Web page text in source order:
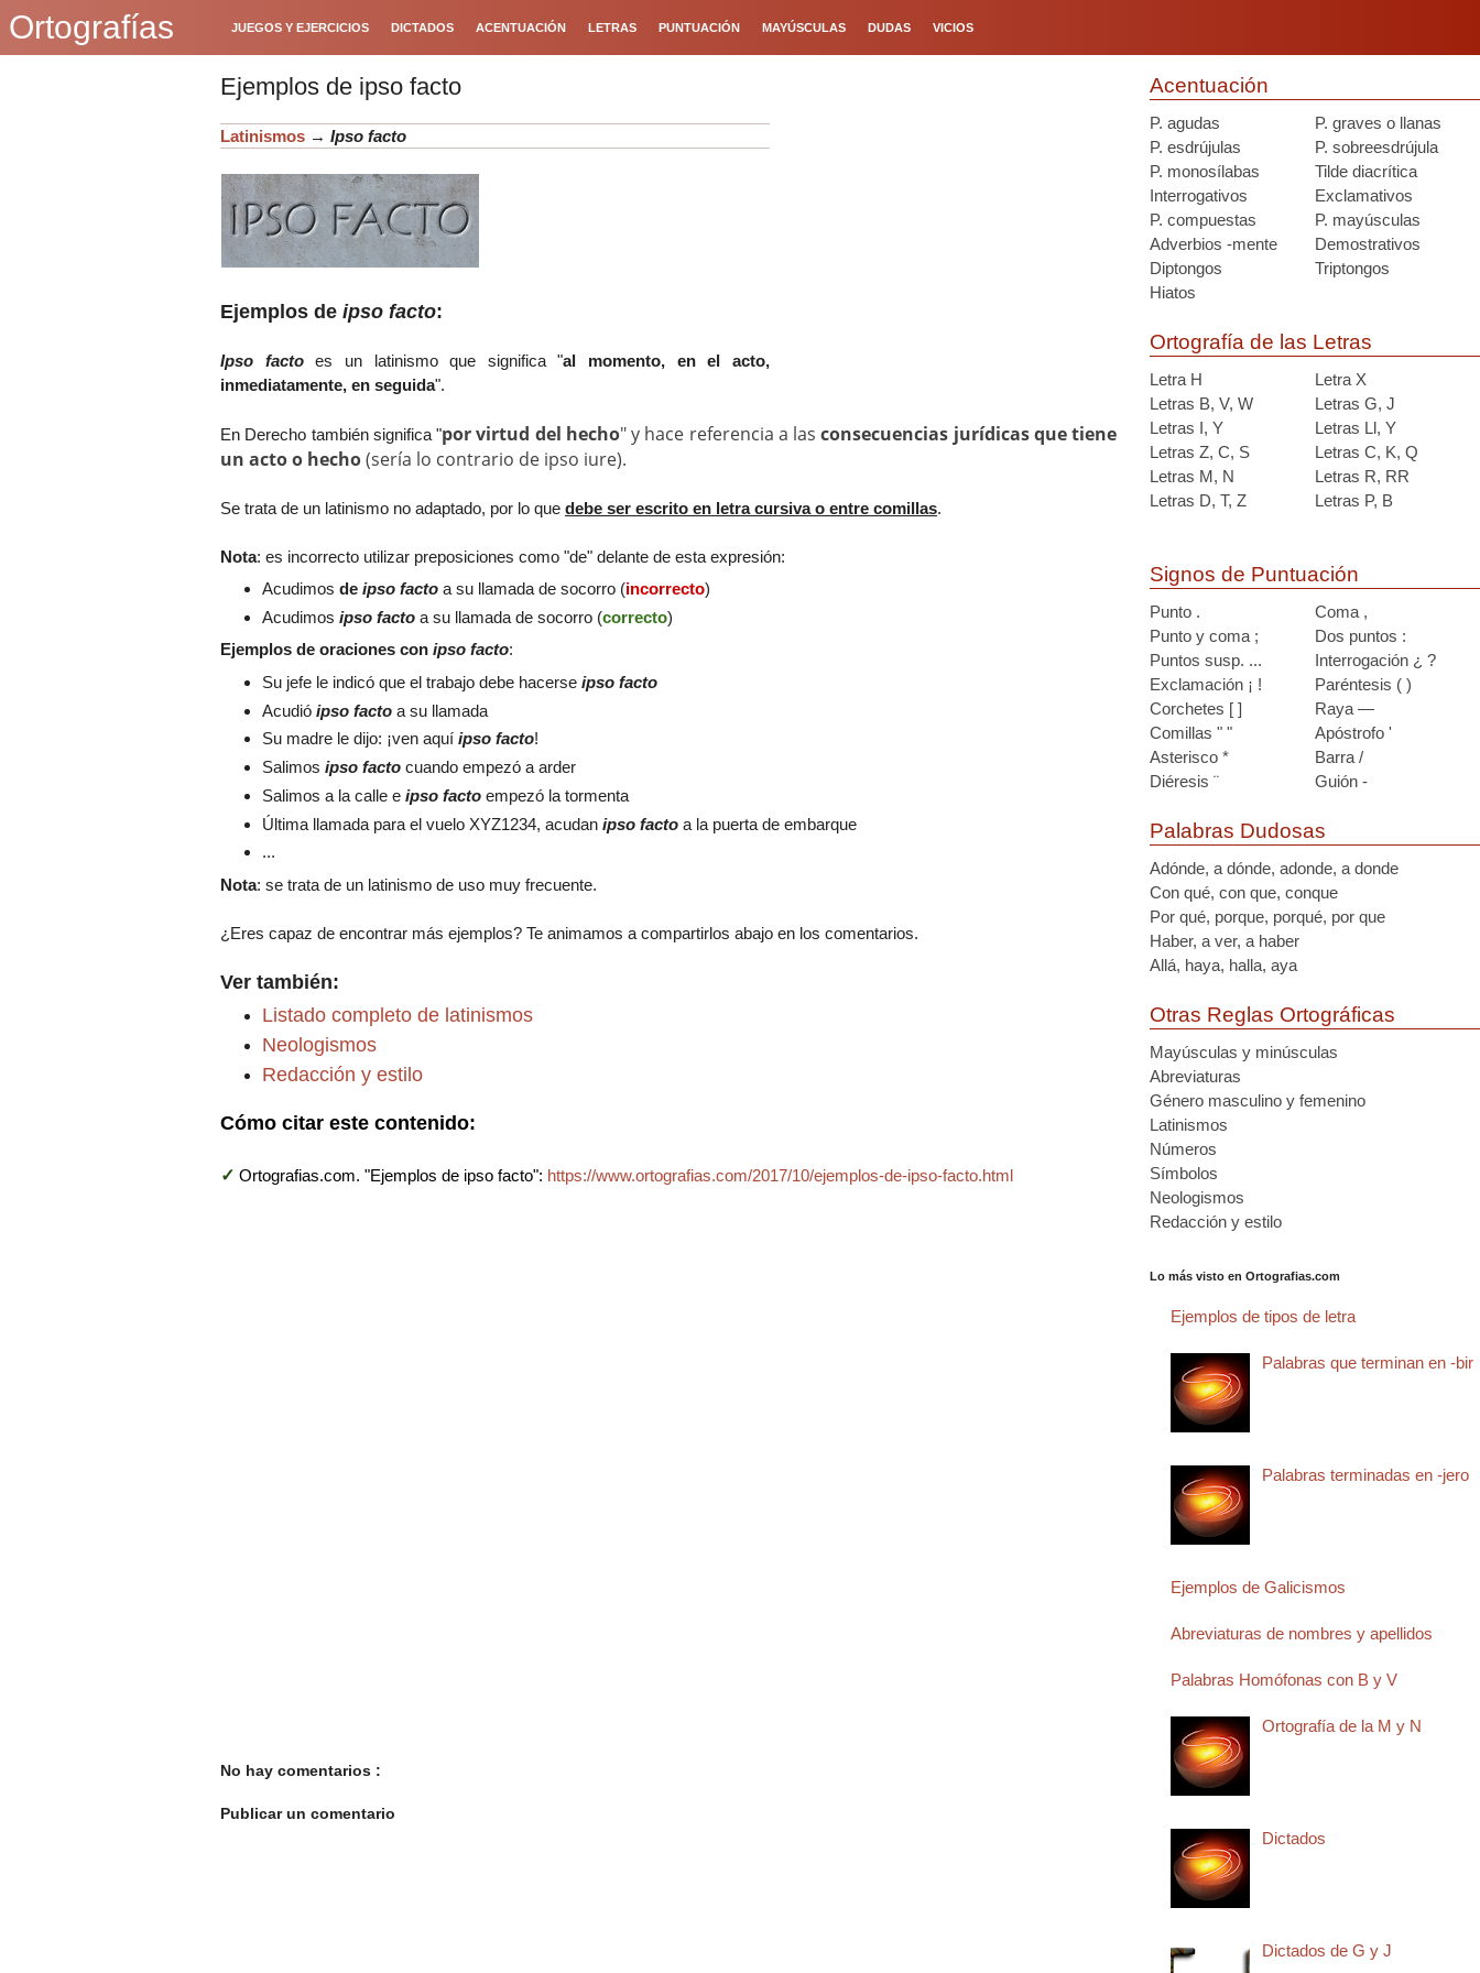
Ortografías JUEGOS Y EJERCICIOS DICTADOS ACENTUACIÓN LETRAS PUNTUACIÓN MAYÚSCULAS DUDAS VICIOS
Ejemplos de ipso facto
Latinismos → Ipso facto
Ejemplos de ipso facto:
Ipso factoes un latinismo que significa "al momento, en el acto,
inmediatamente, en seguida".
En Derecho también significa "por virtud del hecho" y hace referencia a lasconsecuencias jurídicas que tiene
un acto o hecho(sería lo contrario de ipso iure).
Se trata de un latinismo no adaptado, por lo que debe ser escrito en letra cursiva o entre comillas.
Nota: es incorrecto utilizar preposiciones como "de" delante de esta expresión:
Acudimos de ipso factoa su llamada de socorro (incorrecto)
Acudimos ipso factoa su llamada de socorro (correcto)
Ejemplos de oraciones con ipso facto:
Su jefe le indicó que el trabajo debe hacerse ipso facto
Acudió ipso factoa su llamada
Su madre le dijo: ¡ven aquí ipso facto!
Salimos ipso factocuando empezó a arder
Salimos a la calle e ipso factoempezó la tormenta
Última llamada para el vuelo XYZ1234, acudan ipso factoa la puerta de embarque
...
Nota: se trata de un latinismo de uso muy frecuente.
¿Eres capaz de encontrar más ejemplos? Te animamos a compartirlos abajo en los comentarios.
Ver también:
Listado completo de latinismos
Neologismos
Redacción y estilo
Cómo citar este contenido:
✓ Ortografias.com. "Ejemplos de ipso facto": https://www.ortografias.com/2017/10/ejemplos-de-ipso-facto.html
No hay comentarios :
Publicar un comentario
Acentuación
P. agudas
P. graves o llanas
P. esdrújulas
P. sobreesdrújula
P. monosílabas
Tilde diacrítica
Interrogativos
Exclamativos
P. compuestas
P. mayúsculas
Adverbios -mente
Demostrativos
Diptongos
Triptongos
Hiatos
Ortografía de las Letras
Letra H
Letra X
Letras B, V, W
Letras G, J
Letras I, Y
Letras Ll, Y
Letras Z, C, S
Letras C, K, Q
Letras M, N
Letras R, RR
Letras D, T, Z
Letras P, B
Signos de Puntuación
Punto .
Coma ,
Punto y coma ;
Dos puntos :
Puntos susp. ...
Interrogación ¿ ?
Exclamación ¡ !
Paréntesis ( )
Corchetes [ ]
Raya —
Comillas " "
Apóstrofo '
Asterisco *
Barra /
Diéresis ¨
Guión -
Palabras Dudosas
Adónde, a dónde, adonde, a donde
Con qué, con que, conque
Por qué, porque, porqué, por que
Haber, a ver, a haber
Allá, haya, halla, aya
Otras Reglas Ortográficas
Mayúsculas y minúsculas
Abreviaturas
Género masculino y femenino
Latinismos
Números
Símbolos
Neologismos
Redacción y estilo
Lo más visto en Ortografias.com
Ejemplos de tipos de letra
Palabras que terminan en -bir
Palabras terminadas en -jero
Ejemplos de Galicismos
Abreviaturas de nombres y apellidos
Palabras Homófonas con B y V
Ortografía de la M y N
Dictados
Dictados de G y J